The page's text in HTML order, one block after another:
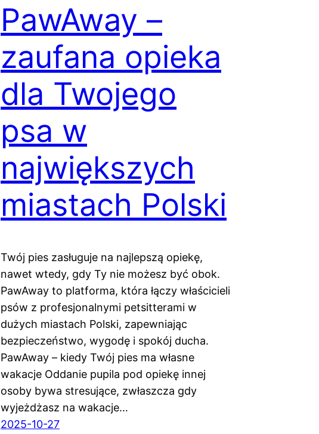
PawAway –
zaufana opieka
dla Twojego
psa w
największych
miastach Polski
Twój pies zasługuje na najlepszą opiekę,
nawet wtedy, gdy Ty nie możesz być obok.
PawAway to platforma, która łączy właścicieli
psów z profesjonalnymi petsitterami w
dużych miastach Polski, zapewniając
bezpieczeństwo, wygodę i spokój ducha.
PawAway – kiedy Twój pies ma własne
wakacje Oddanie pupila pod opiekę innej
osoby bywa stresujące, zwłaszcza gdy
wyjeżdżasz na wakacje…
2025-10-27